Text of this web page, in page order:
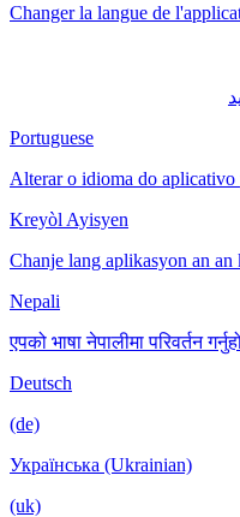
Changer la langue de
Portuguese
Alterar o idioma do aplicativo
Kreyòl Ayisyen
Chanje lang aplikasyon an
Nepali
एपको भाषा नेपालीमा परिवर्तन
Deutsch
(de)
Українська (Ukrainian)
(uk)